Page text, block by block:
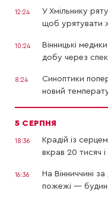
12:24
У Хмільнику
щоб урятувати
10:24
Вінницькі
добу через
8:24
Синоптики
новий
5 СЕРПНЯ
18:36
Крадій із
вкрав 20 тисяч
16:36
На Вінниччині
пожежі —